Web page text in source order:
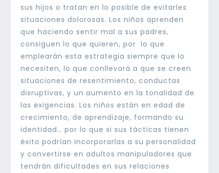
sus hijos o tratan en lo posible de evitarles
situaciones dolorosas. Los niños aprenden
que haciendo sentir mal a sus padres,
consiguen lo que quieren, por lo que
emplearán esta estrategia siempre que lo
necesiten, lo que conllevará a que se creen
situaciones de resentimiento, conductas
disruptivas, y un aumento en la tonalidad de
las exigencias. Los niños están en edad de
crecimiento, de aprendizaje, formando su
identidad… por lo que si sus tácticas tienen
éxito podrían incorporarlas a su personalidad
y convertirse en adultos manipuladores que
tendrán dificultades en sus relaciones